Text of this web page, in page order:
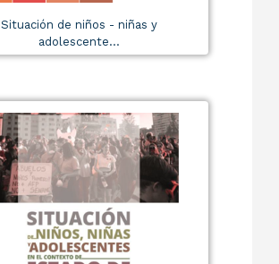
Situación de niños - niñas y
adolescente...